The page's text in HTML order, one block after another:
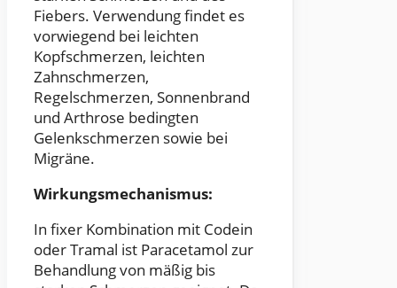
Fiebers. Verwendung findet es
vorwiegend bei leichten
Kopfschmerzen, leichten
Zahnschmerzen,
Regelschmerzen, Sonnenbrand
und Arthrose bedingten
Gelenkschmerzen sowie bei
Migräne.
Wirkungsmechanismus:
In fixer Kombination mit Codein
oder Tramal ist Paracetamol zur
Behandlung von mäßig bis